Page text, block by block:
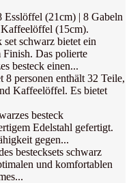
Esslöffel (21cm) | 8 Gabeln
(15cm).
set schwarz bietet ein
Finish. Das polierte
besteck einen...
8 personen enthält 32 Teile,
Kaffeelöffel. Es bietet
besteck
Edelstahl gefertigt.
gegen...
bestecksets schwarz
und komfortablen